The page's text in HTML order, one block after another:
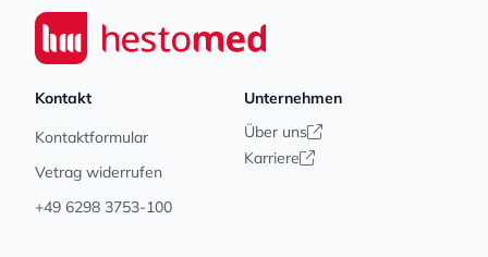
Seiwert GmbH
Kontakt
Kontaktformular
Vetrag widerrufen
+49 6298 3753-100
Unternehmen
Über uns
Karriere